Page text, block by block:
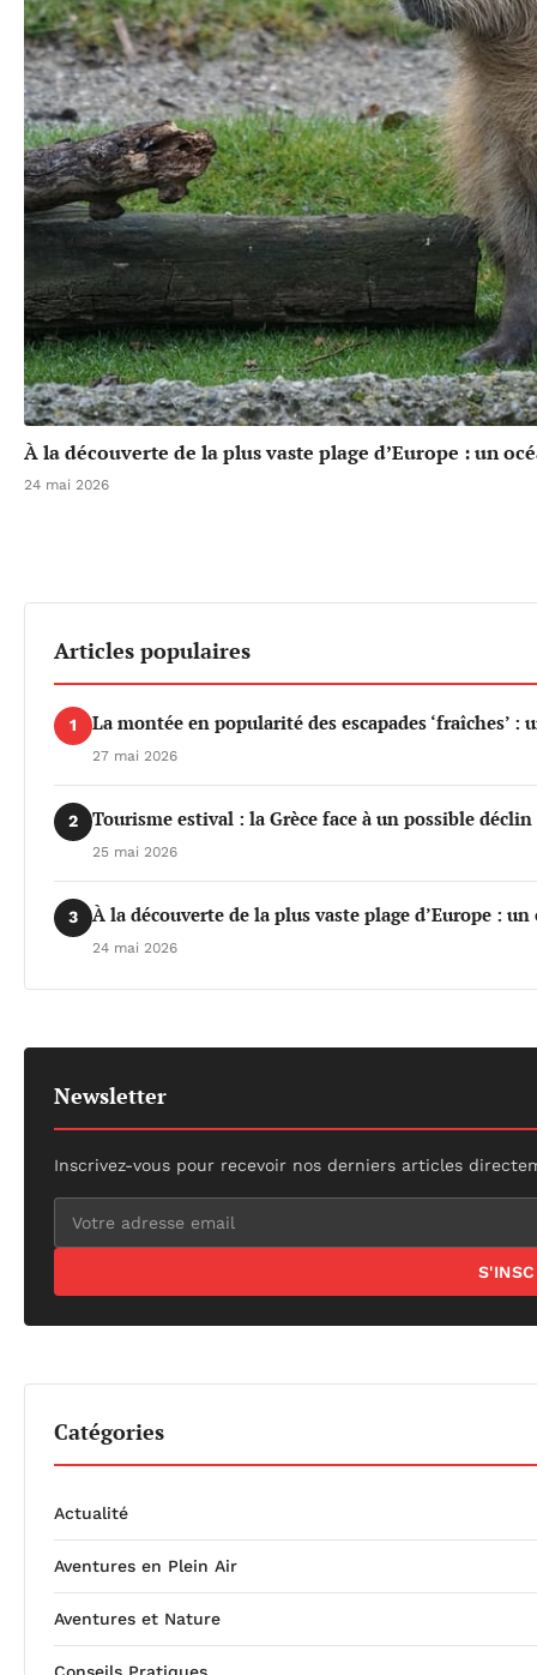
À la découverte de la plus vaste plage d’Europe : un
24 mai 2026
Articles populaires
1 La montée en popularité des escapades ‘fraîches’
27 mai 2026
2 Tourisme estival : la Grèce face à un possible déclin
25 mai 2026
3 À la découverte de la plus vaste plage d’Europe :
24 mai 2026
Newsletter
Inscrivez-vous pour recevoir nos derniers articles
Catégories
Actualité
Aventures en Plein Air
Aventures et Nature
Conseils Pratiques